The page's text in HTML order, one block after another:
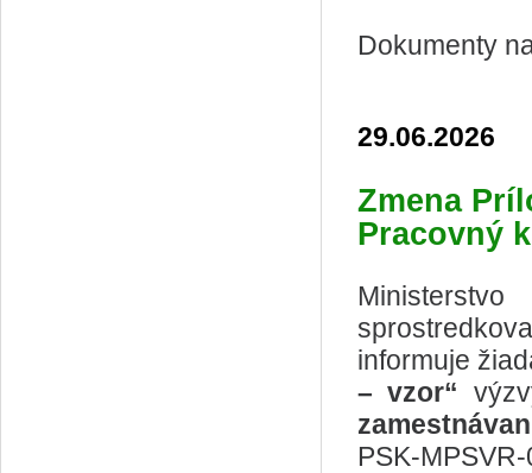
Dokumenty
29.06.2026
Zmena
Pracovný
informuje
– vzor“
PSK-